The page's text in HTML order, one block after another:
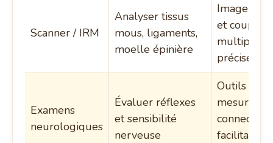
Scanner / IRM
Analyser tissus
mous, ligaments,
moelle épinière
Imagerie
et coupes
précises
Examens
neurologiques
Évaluer réflexes
et sensibilité
nerveuse
Outils de
mesure
connectés
facilitant le